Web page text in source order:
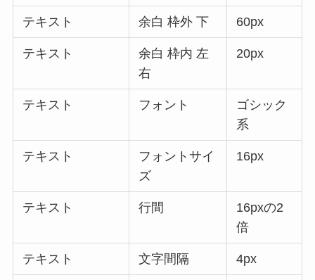
テキスト 余白 枠外 下 60px
テキスト
余白 枠内 左
右
20px
テキスト フォント
ゴシック
系
テキスト
フォントサイ
ズ
16px
テキスト 行間
16pxの2
倍
テキスト 文字間隔 4px